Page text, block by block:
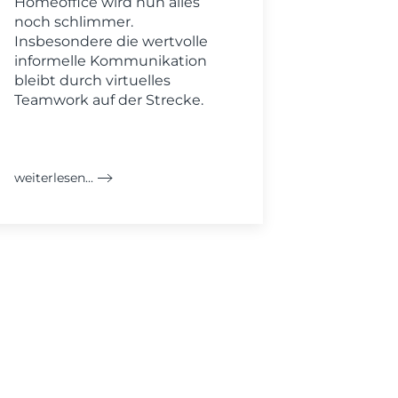
noch schlimmer.
Insbesondere die wertvolle
informelle Kommunikation
bleibt durch virtuelles
Teamwork auf der Strecke.
weiterlesen...